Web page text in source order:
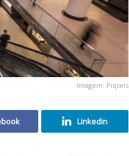
Imagem: Piqsels
Linkedin